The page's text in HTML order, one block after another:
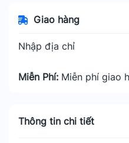
Giao hàng
Nhập địa chỉ
Miễn Phí: Miễn phí giao
Thông tin chi tiết